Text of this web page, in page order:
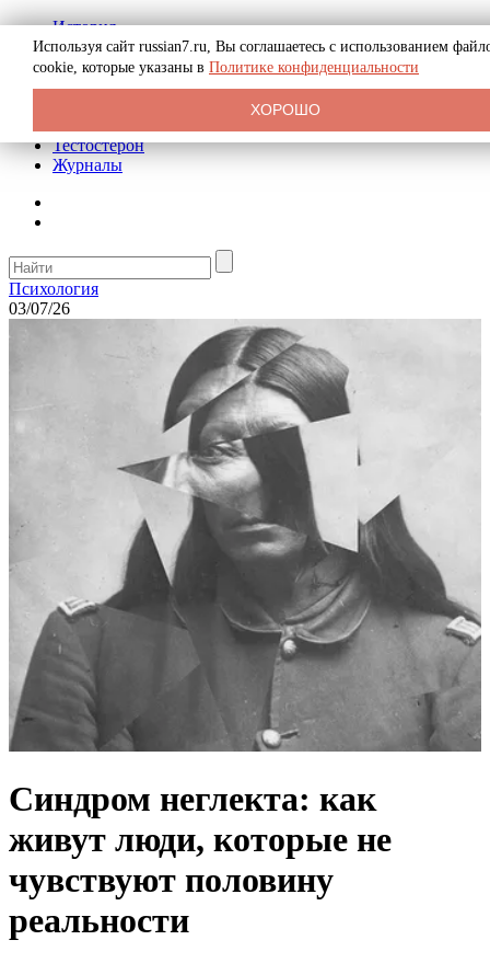
История
Биография
Криминал
Реклама на сайте
Тестостерон
Журналы
Психология
03/07/26
Синдром неглекта: как
живут люди, которые не
чувствуют половину
реальности
Используя сайт russian7.ru, Вы соглашаетесь с использованием
cookie, которые указаны в Политике конфиденциальности
ХОРОШО